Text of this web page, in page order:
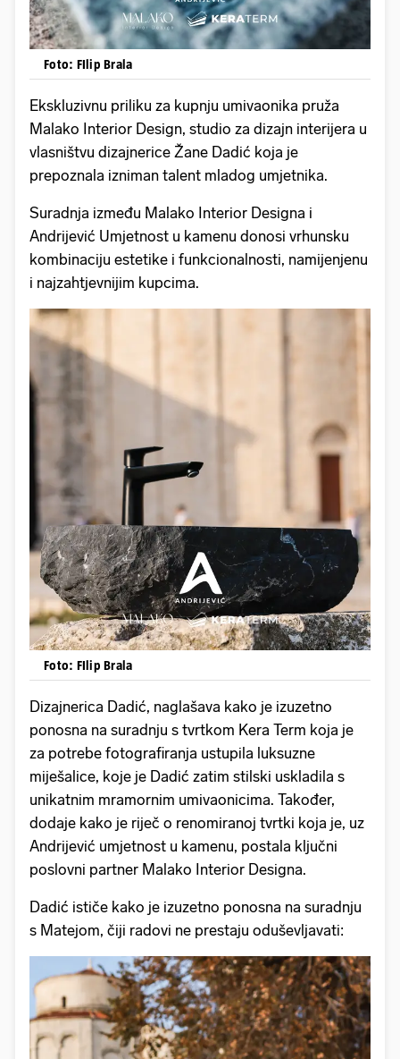
Foto: FIlip Brala
Ekskluzivnu priliku za kupnju umivaonika pruža
Malako Interior Design, studio za dizajn interijera u
vlasništvu dizajnerice Žane Dadić koja je
prepoznala izniman talent mladog umjetnika.
Suradnja između Malako Interior Designa i
Andrijević Umjetnost u kamenu donosi vrhunsku
kombinaciju estetike i funkcionalnosti, namijenjenu
i najzahtjevnijim kupcima.
Foto: FIlip Brala
Dizajnerica Dadić, naglašava kako je izuzetno
ponosna na suradnju s tvrtkom Kera Term koja je
za potrebe fotografiranja ustupila luksuzne
miješalice, koje je Dadić zatim stilski uskladila s
unikatnim mramornim umivaonicima. Također,
dodaje kako je riječ o renomiranoj tvrtki koja je, uz
Andrijević umjetnost u kamenu, postala ključni
poslovni partner Malako Interior Designa.
Dadić ističe kako je izuzetno ponosna na suradnju
s Matejom, čiji radovi ne prestaju oduševljavati: